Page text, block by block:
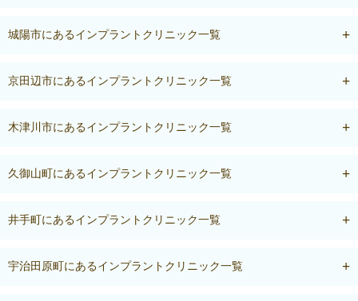
城陽市にあるインプラントクリニック一覧
京田辺市にあるインプラントクリニック一覧
木津川市にあるインプラントクリニック一覧
久御山町にあるインプラントクリニック一覧
井手町にあるインプラントクリニック一覧
宇治田原町にあるインプラントクリニック一覧